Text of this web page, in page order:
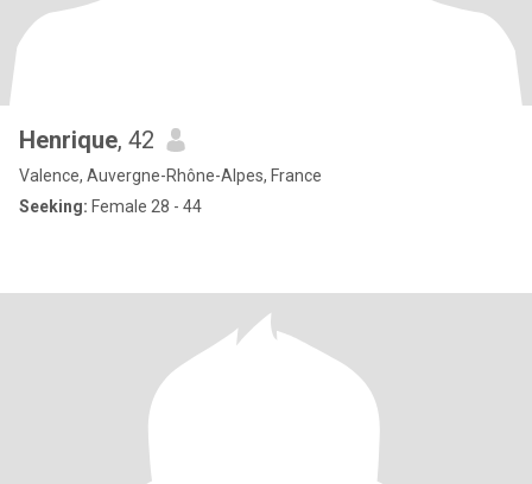
Henrique, 42
Valence, Auvergne-Rhône-Alpes, France
Seeking: Female 28 - 44